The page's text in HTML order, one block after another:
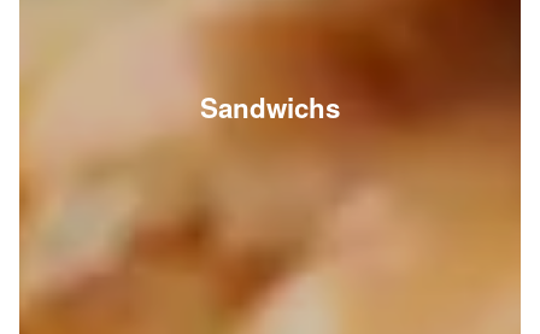
Sandwichs